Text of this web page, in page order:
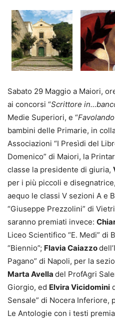
Sabato 29 Maggio a Maiori,
ai concorsi “Scrittore
Medie Superiori, e “
bambini delle Primarie, in
Associazioni “I Presìdi del
Domenico” di Maiori, la
classe la presidente di giuria,
per i più piccoli e
aequo le classi V sezioni A e
“Giuseppe Prezzolini” di
saranno premiati invece:
Liceo Scientifico “E. Medi” di
“Biennio”; Flavia Caiazzo
Pagano” di Napoli, per la
Marta Avella del ProfAgri
Giorgio, ed Elvira Vicidomini
Sensale” di Nocera Inferiore,
Le Antologie con i testi